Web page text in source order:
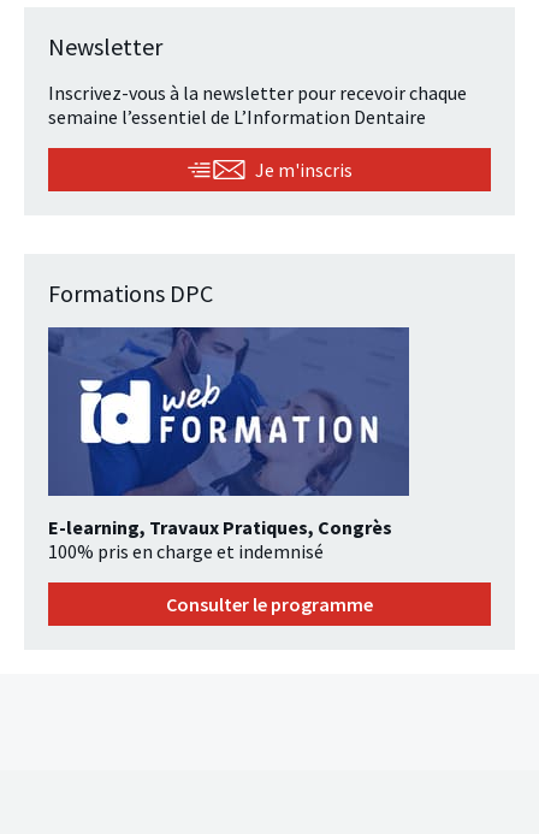
Newsletter
Inscrivez-vous à la newsletter pour recevoir chaque
semaine l’essentiel de L’Information Dentaire
Je m'inscris
Formations DPC
E-learning, Travaux Pratiques, Congrès
100% pris en charge et indemnisé
Consulter le programme